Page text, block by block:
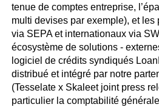
tenue de comptes entreprise,
multi devises par exemple), et les
via SEPA et internationaux via
écosystème de solutions -
logiciel de crédits syndiqués
distribué et intégré par notre
(Tesselate x Skaleet joint press
particulier la comptabilité